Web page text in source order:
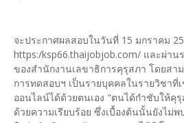
จะประกาศผลสอบในวันที่ 15 มกราคม
https:/ksp66.thaijobjob.com/ และผ่าน
ของสำนักงานเลขาธิการคุรุสภา โดยสา
การทดสอบฯ เป็นรายบุคคลในรายวิชาที่
ออนไลน์ได้ด้วยตนเอง "ตนได้กำชับให้คุ
ด้วยความเรียบร้อย ซึ่งเบื้องต้นนั้นยังไม่